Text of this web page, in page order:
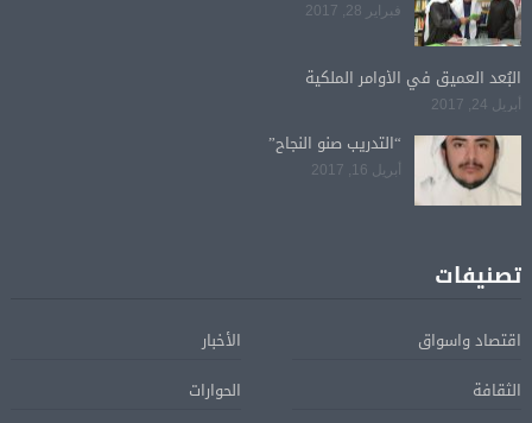
فبراير 28, 2017
البُعد العميق في الأوامر الملكية
أبريل 24, 2017
“التدريب صنو النجاح”
أبريل 16, 2017
تصنيفات
اقتصاد واسواق
الأخبار
الثقافة
الحوارات